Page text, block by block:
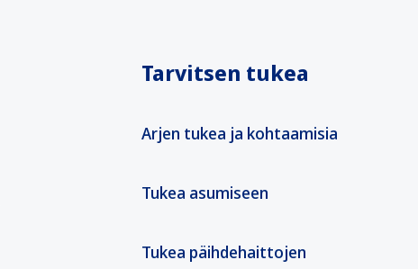
Tarvitsen tukea
Arjen tukea ja kohtaamisia
Tukea asumiseen
Tukea päihdehaittojen